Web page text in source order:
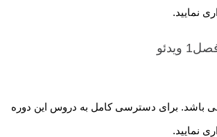
نمایید.
ویدئو
برای دسترسی کامل به دروس این دوره
نمایید.